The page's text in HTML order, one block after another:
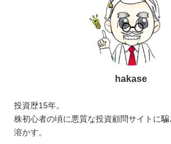
hakase
投資歴15年。
株初心者の頃に悪質な投資顧問サイトに
溶かす。